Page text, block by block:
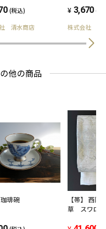
(税込)
清水商店
3,670 (税
株式会社 清
他の商品
琲碗
【帯】 西陣
草 スワロ